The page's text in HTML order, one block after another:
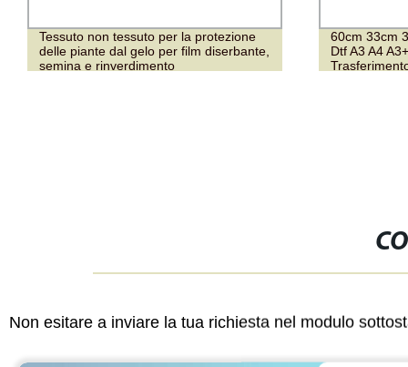
Tessuto non tessuto per la protezione
delle piante dal gelo per film diserbante,
semina e rinverdimento
60cm 33cm
Dtf A3 A4
Non esitare a inviare la tua richiesta nel modulo